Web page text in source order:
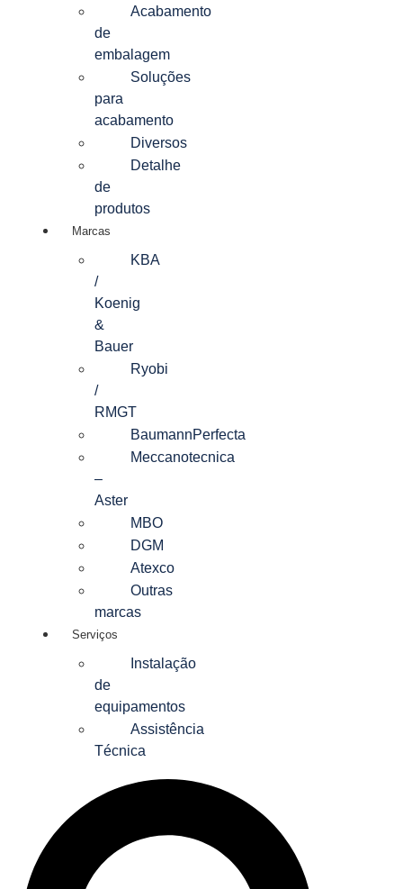
Acabamento
de
embalagem
Soluções
para
acabamento
Diversos
Detalhe
de
produtos
Marcas
KBA
/
Koenig
&
Bauer
Ryobi
/
RMGT
BaumannPerfecta
Meccanotecnica
–
Aster
MBO
DGM
Atexco
Outras
marcas
Serviços
Instalação
de
equipamentos
Assistência
Técnica